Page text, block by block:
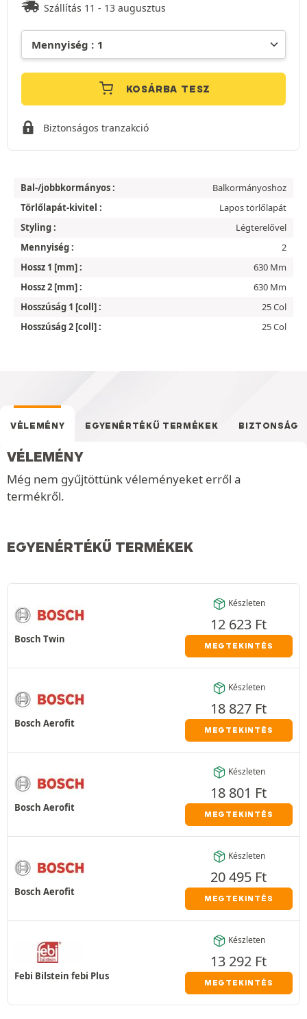
Szállítás 11 - 13 augusztus
KOSÁRBA TESZ
Biztonságos tranzakció
Bal-/jobbkormányos :
Balkormányoshoz
Törlőlapát-kivitel :
Lapos törlőlapát
Styling :
Légterelővel
Mennyiség :
2
Hossz 1 [mm] :
630 Mm
Hossz 2 [mm] :
630 Mm
Hosszúság 1 [coll] :
25 Col
Hosszúság 2 [coll] :
25 Col
VÉLEMÉNY EGYENÉRTÉKŰ TERMÉKEK BIZTONSÁG
VÉLEMÉNY
Még nem gyűjtöttünk véleményeket erről a
termékről.
EGYENÉRTÉKŰ TERMÉKEK
Bosch Twin
Készleten
12 623 Ft
MEGTEKINTÉS
Bosch Aerofit
Készleten
18 827 Ft
MEGTEKINTÉS
Bosch Aerofit
Készleten
18 801 Ft
MEGTEKINTÉS
Bosch Aerofit
Készleten
20 495 Ft
MEGTEKINTÉS
Febi Bilstein febi Plus
Készleten
13 292 Ft
MEGTEKINTÉS